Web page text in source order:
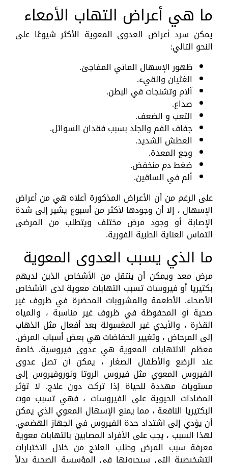
ما هي أعراض التهاب الأمعاء
يمكن سرد أعراض العدوى المعوية الأكثر شيوعًا على
النحو التالي:
ظهور الإسهال المائي المفاجئ.
الغثيان والقيء.
آلام وتشنجات في البطن.
صداع.
التعب و الضعف.
جفاف الفم والجلد بسبب فقدان السوائل.
العطش الشديد.
وجع المعدة.
ضغط دم منخفض.
ألم في الساقين.
على الرغم من أن الأعراض المذكورة أعلاه هي من أعراض
الإسهال ، إلا أن وجودها لأكثر من أسبوع يشير إلى شدة
الإصابة أو وجود مرض مختلف ويتطلب من المرضى
التماس العناية الطبية الفورية.
ما الذي يسبب العدوى المعوية
مرض معد ويمكن أن ينتقل من الأشخاص الذين لديهم
بكتيريا أو فيروسات تسبب التهابات معوية لدى الأشخاص
الأصحاء. الأطعمة والمشروبات المحضرة في ظروف غير
صحية أو المحفوظة في ظروف غير مناسبة ، والمياه
القذرة ، والأيدي غير المغسولة بعد أفعال مثل الذهاب
إلى المرحاض ، وتغيير الحفاضات هي بعض أسباب المرض.
معظم الالتهابات المعوية هي عدوى فيروسية. خاصة
عند الرضع والأطفال الصغار ، يمكن أن تصل عدوى
الفيروس المعوي مثل فيروس الروتا ونوروفيروس إلى
مستويات مهددة للحياة إذا تركت دون علاج. لا تؤثر
المضادات الحيوية على الفيروسات ، فهي تسبب موت
البكتيريا النافعة ، مما يمنع الإسهال المعوي الذي يمكن
أن يؤدي إلى اشتداد حدة الفيروس في الجهاز الهضمي.
لهذا السبب ، يجب على الأفراد المصابين بالتهابات معوية
معرفة سبب المرض وطلب العلاج من خلال الاختبارات
التشخيصية التي سيجرونها في المؤسسة الصحية بدلاً